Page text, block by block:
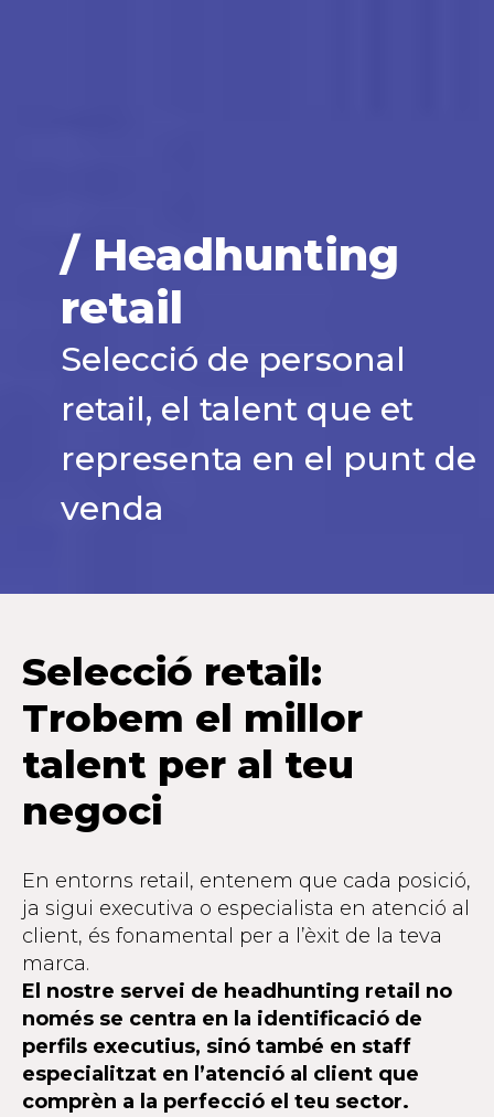
/ Headhunting
retail
Selecció de personal
retail, el talent que et
representa en el punt de
venda
Selecció retail:
Trobem el millor
talent per al teu
negoci
En entorns retail, entenem que cada posició,
ja sigui executiva o especialista en atenció al
client, és fonamental per a l’èxit de la teva
marca.
El nostre servei de headhunting retail no
només se centra en la identificació de
perfils executius, sinó també en staff
especialitzat en l’atenció al client que
comprèn a la perfecció el teu sector.